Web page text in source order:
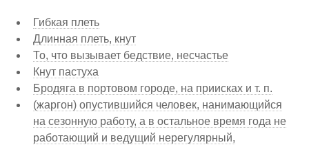
Гибкая плеть
Длинная плеть, кнут
То, что вызывает бедствие, несчастье
Кнут пастуха
Бродяга в портовом городе, на приисках и т. п.
(жаргон) опустившийся человек, нанимающийся
на сезонную работу, а в остальное время года не
работающий и ведущий нерегулярный,